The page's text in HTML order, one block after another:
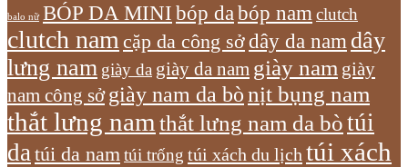
balo nữ BÓP DA MINI bóp dabóp nam clutch
clutch nam cặp da công sởdây da nam dây
lưng nam giày da giày da nam giày nam giày
nam công sở giày nam da bònịt bụng nam
thắt lưng nam thắt lưng nam da bòtúi
datúi da namtúi trống túi xách du lịch túi xách